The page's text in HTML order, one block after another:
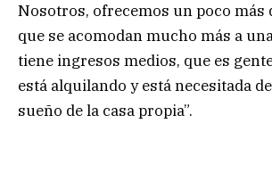
Nosotros, ofrecemos un poco más
que se acomodan mucho más a
tiene ingresos medios, que es
está alquilando y está necesitada
sueño de la casa propia”.